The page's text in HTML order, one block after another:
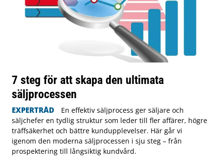
7 steg för att skapa den ultimata
säljprocessen
EXPERTRÅD
En effektiv säljprocess ger säljare och
säljchefer en tydlig struktur som leder till fler affärer, högre
träffsäkerhet och bättre kundupplevelser. Här går vi
igenom den moderna säljprocessen i sju steg – från
prospektering till långsiktig kundvård.